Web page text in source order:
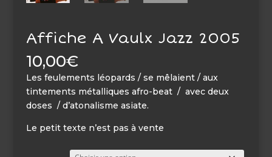
Affiche A Vaulx Jazz 2005
10,00€
Les feulements léopards / se mêlaient / aux
tintements métalliques afro-beat / avec deux
doses / d’atonalisme asiate.
Le petit texte n’est pas à vente